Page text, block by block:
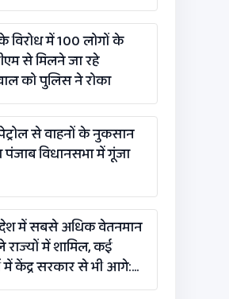
विरोध में 100 लोगों के
से मिलने जा रहे
को पुलिस ने रोका
से वाहनों के नुकसान
पंजाब विधानसभा में गूंजा
में सबसे अधिक वेतनमान
राज्यों में शामिल, कई
में केंद्र सरकार से भी आगे:
चीमा